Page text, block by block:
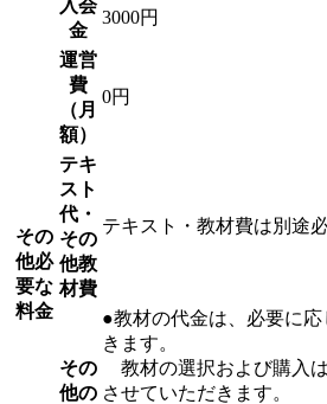
その
他必
要な
料金
入会
金
3000円
運営
費
（月
額）
0円
テキ
スト
代・
その
他教
材費
テキスト・教材費は別途
その
他の
●教材の代金は、必要に
きます。
教材の選択および購入
させていただきます。